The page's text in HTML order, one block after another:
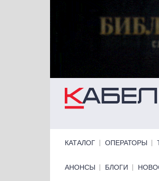
КАТАЛОГ ОПЕРАТОРЫ
Primary links bottom
АНОНСЫ БЛОГИ